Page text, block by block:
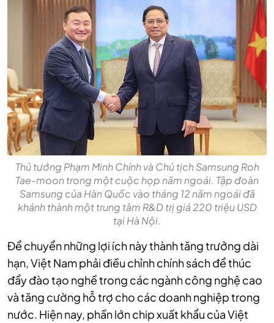
Thủ tướng Phạm Minh Chính và Chủ tịch Samsung Roh
Tae-moon trong một cuộc họp năm ngoái. Tập đoàn
Samsung của Hàn Quốc vào tháng 12 năm ngoái đã
khánh thành một trung tâm R&D trị giá 220 triệu USD
tại Hà Nội.
Để chuyển những lợi ích này thành tăng trưởng dài
hạn, Việt Nam phải điều chỉnh chính sách để thúc
đẩy đào tạo nghề trong các ngành công nghệ cao
và tăng cường hỗ trợ cho các doanh nghiệp trong
nước. Hiện nay, phần lớn chipxuất khẩu của Việt